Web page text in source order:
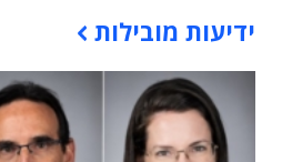
ידיעות מובילות